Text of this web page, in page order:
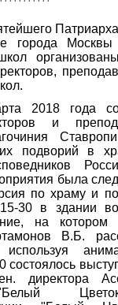
города
2018 года
и
подворий в
была
по храму и
30 в здании
на котором
В.Б.
директора
"Белый